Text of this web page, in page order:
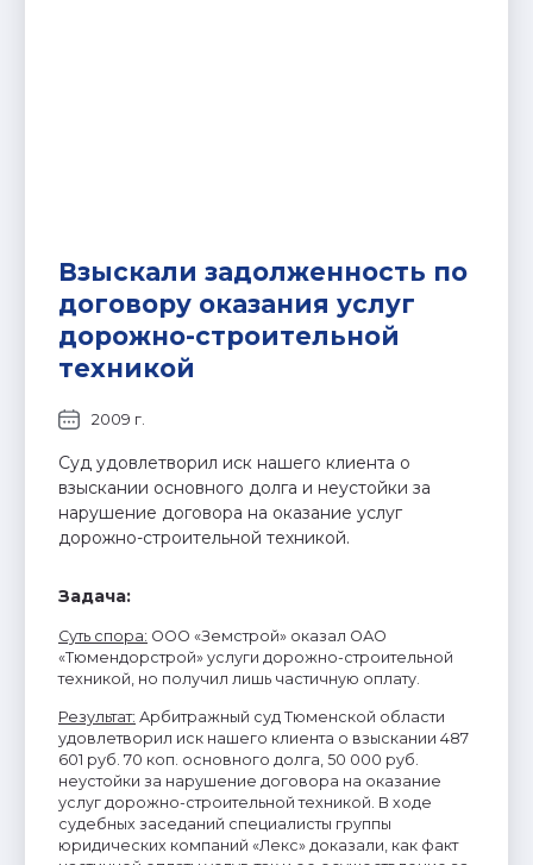
Взыскали задолженность по
договору оказания услуг
дорожно-строительной
техникой
Суд удовлетворил иск нашего клиента о
взыскании основного долга и неустойки за
нарушение договора на оказание услуг
дорожно-строительной техникой.
2009 г.
Задача:
Суть спора: ООО «Земстрой» оказал ОАО
«Тюмендорстрой» услуги дорожно-строительной
техникой, но получил лишь частичную оплату.
Результат: Арбитражный суд Тюменской области
удовлетворил иск нашего клиента о взыскании 487
601 руб. 70 коп. основного долга, 50 000 руб.
неустойки за нарушение договора на оказание
услуг дорожно-строительной техникой. В ходе
судебных заседаний специалисты группы
юридических компаний «Лекс» доказали, как факт